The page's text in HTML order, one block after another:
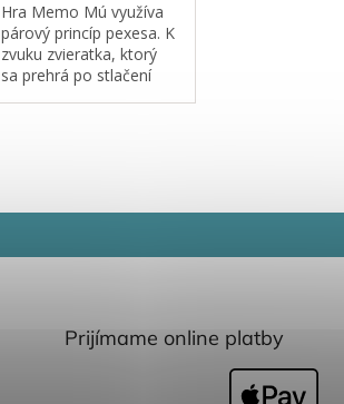
Hra Memo Mú využíva
párový princíp pexesa. K
zvuku zvieratka, ktorý
sa prehrá po stlačení
Prijímame online platby